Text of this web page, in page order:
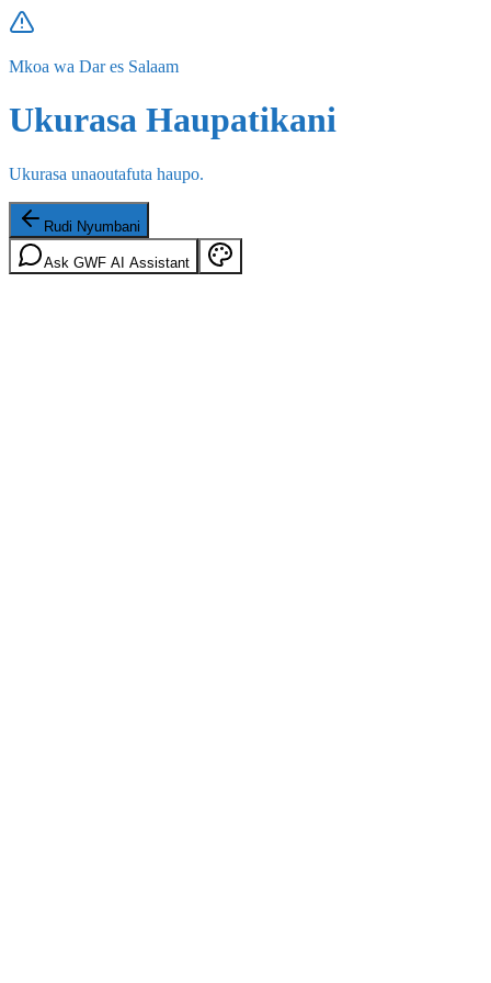
Mkoa wa Dar es Salaam
Ukurasa Haupatikani
Ukurasa unaoutafuta haupo.
Rudi Nyumbani
Ask GWF AI Assistant